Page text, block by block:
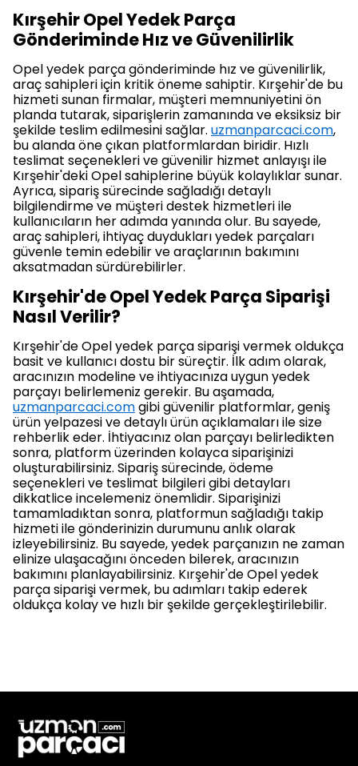
Kırşehir Opel Yedek Parça
Gönderiminde Hız ve Güvenilirlik
Opel yedek parça gönderiminde hız ve güvenilirlik,
araç sahipleri için kritik öneme sahiptir. Kırşehir'de bu
hizmeti sunan firmalar, müşteri memnuniyetini ön
planda tutarak, siparişlerin zamanında ve eksiksiz bir
şekilde teslim edilmesini sağlar. uzmanparcaci.com,
bu alanda öne çıkan platformlardan biridir. Hızlı
teslimat seçenekleri ve güvenilir hizmet anlayışı ile
Kırşehir'deki Opel sahiplerine büyük kolaylıklar sunar.
Ayrıca, sipariş sürecinde sağladığı detaylı
bilgilendirme ve müşteri destek hizmetleri ile
kullanıcıların her adımda yanında olur. Bu sayede,
araç sahipleri, ihtiyaç duydukları yedek parçaları
güvenle temin edebilir ve araçlarının bakımını
aksatmadan sürdürebilirler.
Kırşehir'de Opel Yedek Parça Siparişi
Nasıl Verilir?
Kırşehir'de Opel yedek parça siparişi vermek oldukça
basit ve kullanıcı dostu bir süreçtir. İlk adım olarak,
aracınızın modeline ve ihtiyacınıza uygun yedek
parçayı belirlemeniz gerekir. Bu aşamada,
uzmanparcaci.comgibi güvenilir platformlar, geniş
ürün yelpazesi ve detaylı ürün açıklamaları ile size
rehberlik eder. İhtiyacınız olan parçayı belirledikten
sonra, platform üzerinden kolayca siparişinizi
oluşturabilirsiniz. Sipariş sürecinde, ödeme
seçenekleri ve teslimat bilgileri gibi detayları
dikkatlice incelemeniz önemlidir. Siparişinizi
tamamladıktan sonra, platformun sağladığı takip
hizmeti ile gönderinizin durumunu anlık olarak
izleyebilirsiniz. Bu sayede, yedek parçanızın ne zaman
elinize ulaşacağını önceden bilerek, aracınızın
bakımını planlayabilirsiniz. Kırşehir'de Opel yedek
parça siparişi vermek, bu adımları takip ederek
oldukça kolay ve hızlı bir şekilde gerçekleştirilebilir.